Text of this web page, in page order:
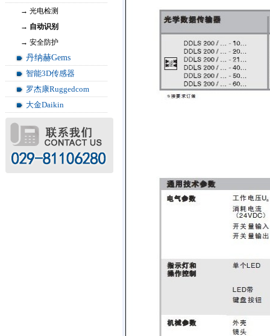
→ 光电检测
→ 自动识别
→ 安全防护
丹纳赫Gems
智能3D传感器
罗杰康Ruggedcom
大金Daikin